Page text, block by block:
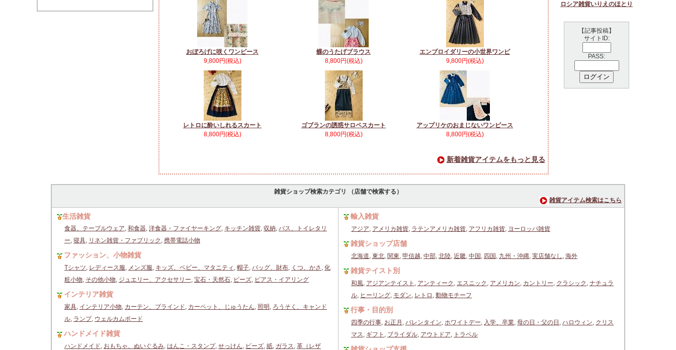
おぼろげに咲くワンピース
9,800円(税込)
蝶のうたげブラウス
8,800円(税込)
エンブロイダリーの小世界ワンピ
9,800円(税込)
レトロに酔いしれるスカート
8,800円(税込)
ゴブランの誘惑サロペスカート
8,800円(税込)
アップリケのおまじないワンピース
8,800円(税込)
新着雑貨アイテムをもっと見る
ロシア雑貨いりえのほとり
【記事投稿】
サイトID:
PASS:
雑貨ショップ検索カテゴリ （店舗で検索する）
雑貨アイテム検索はこちら
生活雑貨
食器、テーブルウェア, 和食器, 洋食器・ファイヤーキング, キッチン雑貨, 収納, バス、トイレタリ
ー, 寝具, リネン雑貨・ファブリック , 携帯電話小物
ファッション、小物雑貨
Tシャツ, レディース服, メンズ服, キッズ、ベビー、マタニティ , 帽子, バッグ、財布, くつ、かさ , 化
粧小物, その他小物, ジュエリー、アクセサリー, 宝石・天然石, ビーズ, ピアス・イアリング
インテリア雑貨
家具, インテリア小物, カーテン、ブラインド, カーペット、じゅうたん, 照明 , ろうそく、キャンド
ル, ランプ, ウェルカムボード
ハンドメイド雑貨
ハンドメイド, おもちゃ、ぬいぐるみ, はんこ・スタンプ, せっけん, ビーズ, 紙, ガラス, 革（レザ
輸入雑貨
アジア, アメリカ雑貨, ラテンアメリカ雑貨, アフリカ雑貨, ヨーロッパ雑貨
雑貨ショップ店舗
北海道, 東北, 関東, 甲信越, 中部, 北陸, 近畿, 中国 , 四国 , 九州・沖縄, 実店舗なし , 海外
雑貨テイスト別
和風, アジアンテイスト , アンティーク , エスニック , アメリカン, カントリー, クラシック , ナチュラ
ル, ヒーリング, モダン, レトロ , 動物モチーフ
行事・目的別
四季の行事, お正月 , バレンタイン, ホワイトデー, 入学、卒業, 母の日・父の日 , ハロウィン, クリス
マス, ギフト , ブライダル, アウトドア, トラベル